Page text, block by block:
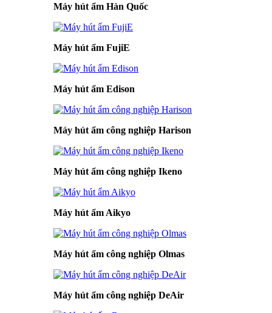
Máy hút ẩm Hàn Quốc
Máy hút ẩm FujiE
Máy hút ẩm Edison
Máy hút ẩm công nghiệp Harison
Máy hút ẩm công nghiệp Ikeno
Máy hút ẩm Aikyo
Máy hút ẩm công nghiệp Olmas
Máy hút ẩm công nghiệp DeAir